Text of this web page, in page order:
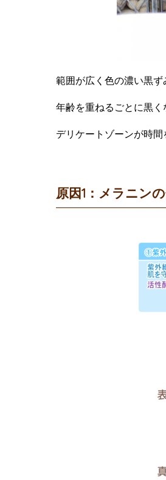
範囲が広く色の濃い黒ず
年齢を重ねるごとに黒く
デリケートゾーンが時
原因1：メラニン